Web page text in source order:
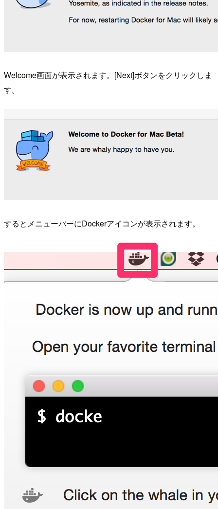
Welcome画面が表示されます。[Next]ボタンをクリックしま
す。
するとメニューバーにDockerアイコンが表示されます。